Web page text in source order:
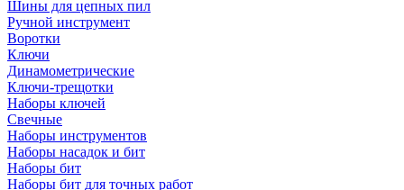
Шины для цепных пил
Ручной инструмент
Воротки
Ключи
Динамометрические
Ключи-трещотки
Наборы ключей
Свечные
Наборы инструментов
Наборы насадок и бит
Наборы бит
Наборы бит для точных работ